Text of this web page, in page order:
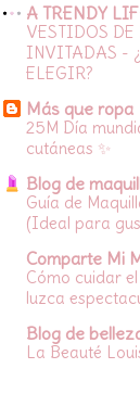
A TRENDY
VESTIDOS
INVITADAS -
ELEGIR?
Más que ropa
25M Día
cutáneas ✨
Blog de
Guía de
(Ideal para
Comparte Mi
Cómo cuidar
luzca
Blog de
La Beauté